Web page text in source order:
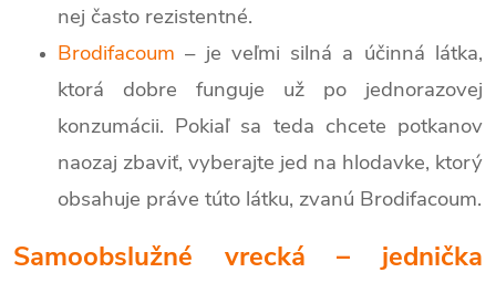
nej často rezistentné.
Brodifacoum – je veľmi silná a účinná látka,
ktorá dobre funguje už po jednorazovej
konzumácii. Pokiaľ sa teda chcete potkanov
naozaj zbaviť, vyberajte jed na hlodavke, ktorý
obsahuje práve túto látku, zvanú Brodifacoum.
Samoobslužné vrecká – jednička